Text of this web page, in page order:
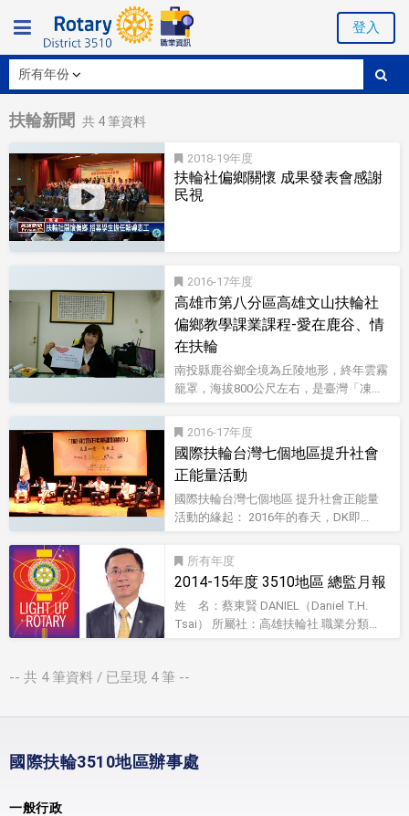
登入
扶輪新聞 共 4 筆資料
2018-19
扶輪社偏鄉關懷 成果發表會感謝
民視
2016-17
高雄市第八分區高雄文山扶輪社
偏鄉教學課業課程-愛在鹿谷、情
在扶輪
南投縣鹿谷鄉全境為丘陵地形，終年雲霧
籠罩，海拔800公尺左右，是臺灣「凍...
2016-17
國際扶輪台灣七個地區提升社會
正能量活動
國際扶輪台灣七個地區 提升社會正能量
活動的緣起： 2016年的春天，DK即...
所有
2014-15年度 3510地區 總監月報
姓 名：蔡東賢 DANIEL（Daniel T.H.
Tsai） 所屬社：高雄扶輪社 職業分類...
-- 共 4筆資料 / 已呈現 4筆 --
國際扶輪3510地區辦事處
一般行政